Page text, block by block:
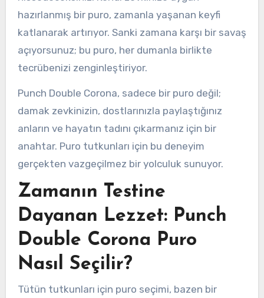
hazırlanmış bir puro, zamanla yaşanan keyfi
katlanarak artırıyor. Sanki zamana karşı bir savaş
açıyorsunuz; bu puro, her dumanla birlikte
tecrübenizi zenginleştiriyor.
Punch Double Corona, sadece bir puro değil;
damak zevkinizin, dostlarınızla paylaştığınız
anların ve hayatın tadını çıkarmanız için bir
anahtar. Puro tutkunları için bu deneyim
gerçekten vazgeçilmez bir yolculuk sunuyor.
Zamanın Testine
Dayanan Lezzet: Punch
Double Corona Puro
Nasıl Seçilir?
Tütün tutkunları için puro seçimi, bazen bir